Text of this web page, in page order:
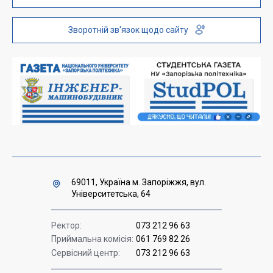
Інституційний репозиторій
Молодіжний хаб «FREETIME»
Платні послуги
Накази та розпорядження для оприлюднення
Міністерство освіти і науки України
Урядова "гаряча лінія" 1545
Зворотній зв'язок щодо сайту
69011, Україна м. Запоріжжя, вул.
Університетська, 64
Ректор:
073 212 96 63
Приймальна комісія: 061 769 82 26
Сервісний центр:
073 212 96 63